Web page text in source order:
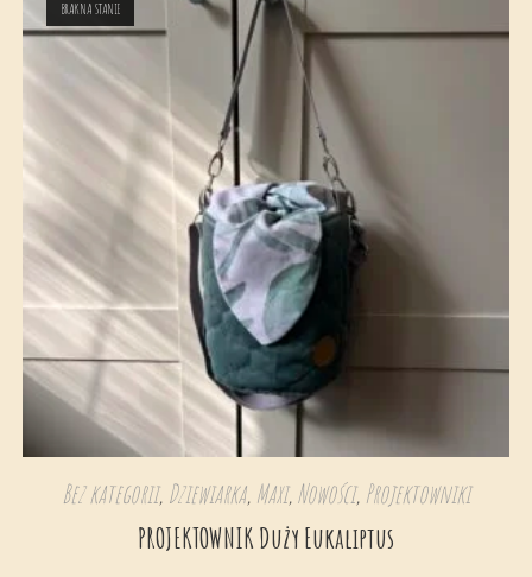
BRAK NA STANIE
Bez kategorii, Dziewiarka, Maxi,Nowości, Projektowniki
PROJEKTOWNIK Duży Eukaliptus